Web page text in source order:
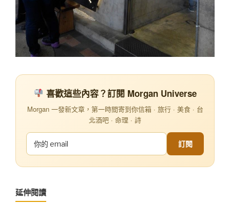
喜歡這些內容？訂閱 Morgan Universe
Morgan 一發新文章，第一時間寄到你信箱 · 旅行 · 美食 · 台
北酒吧 · 命理 · 詩
訂閱
延伸閱讀